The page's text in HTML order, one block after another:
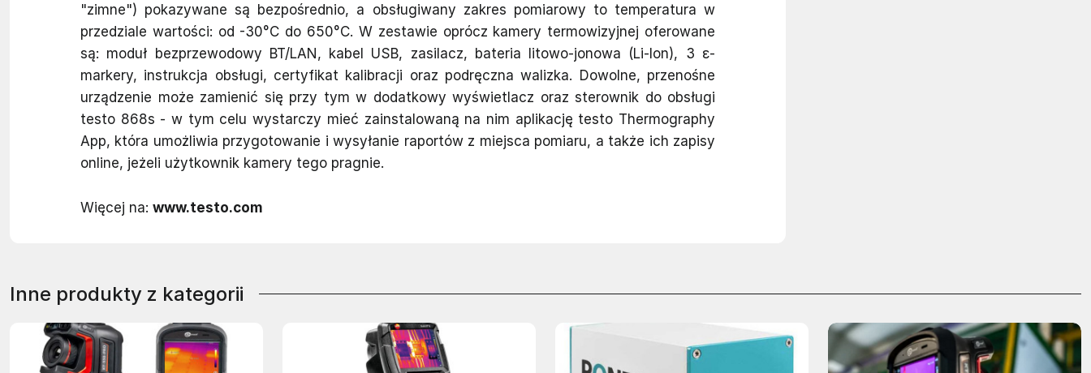
"zimne") pokazywane są bezpośrednio, a obsługiwany zakres pomiarowy to temperatura w
przedziale wartości: od -30°C do 650°C. W zestawie oprócz kamery termowizyjnej oferowane
są: moduł bezprzewodowy BT/LAN, kabel USB, zasilacz, bateria litowo-jonowa (Li-Ion), 3 ε-
markery, instrukcja obsługi, certyfikat kalibracji oraz podręczna walizka. Dowolne, przenośne
urządzenie może zamienić się przy tym w dodatkowy wyświetlacz oraz sterownik do obsługi
testo 868s - w tym celu wystarczy mieć zainstalowaną na nim aplikację testo Thermography
App, która umożliwia przygotowanie i wysyłanie raportów z miejsca pomiaru, a także ich zapisy
online, jeżeli użytkownik kamery tego pragnie.
Więcej na: www.testo.com
Inne produkty z kategorii